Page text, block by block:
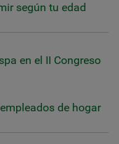
según tu edad
en el II Congreso
de hogar